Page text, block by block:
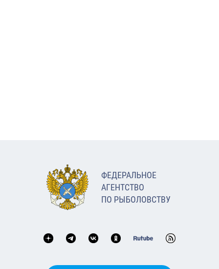
ФЕДЕРАЛЬНОЕ
АГЕНТСТВО
ПО РЫБОЛОВСТВУ